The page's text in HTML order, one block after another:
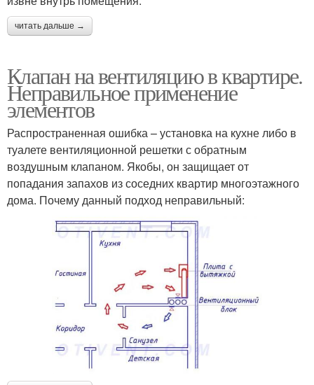
читать дальше →
Клапан на вентиляцию в квартире.
Неправильное применение
элементов
Распространенная ошибка – установка на кухне либо в
туалете вентиляционной решетки с обратным
воздушным клапаном. Якобы, он защищает от
попадания запахов из соседних квартир многоэтажного
дома. Почему данный подход неправильный: